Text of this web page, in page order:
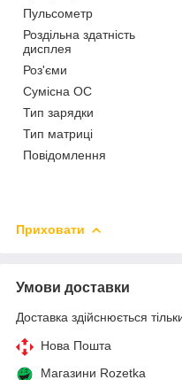
Пульсометр
Роздільна здатність
дисплея
Роз'єми
Сумісна ОС
Тип зарядки
Тип матриці
Повідомлення
Приховати
Умови доставки
Доставка здійснюється
Нова Пошта
Магазини Rozetka